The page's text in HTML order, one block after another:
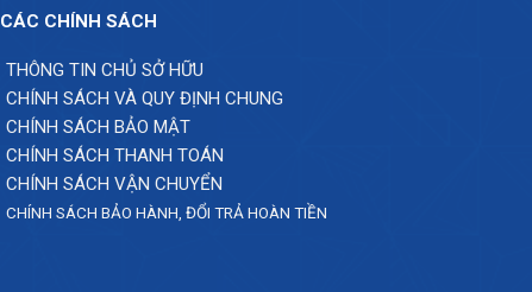
CÁC CHÍNH SÁCH
THÔNG TIN CHỦ SỞ HỮU
CHÍNH SÁCH VÀ QUY ĐỊNH CHUNG
CHÍNH SÁCH BẢO MẬT
CHÍNH SÁCH THANH TOÁN
CHÍNH SÁCH VẬN CHUYỂN
CHÍNH SÁCH BẢO HÀNH, ĐỔI TRẢ HOÀN TIỀN